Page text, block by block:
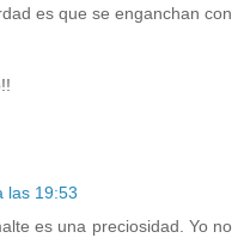
es que se enganchan con
las 19:53
es una preciosidad. Yo no